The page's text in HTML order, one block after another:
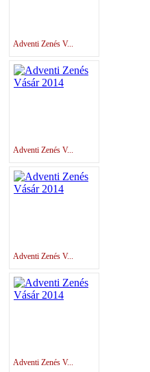
Adventi Zenés V...
Adventi Zenés V...
Adventi Zenés V...
Adventi Zenés V...